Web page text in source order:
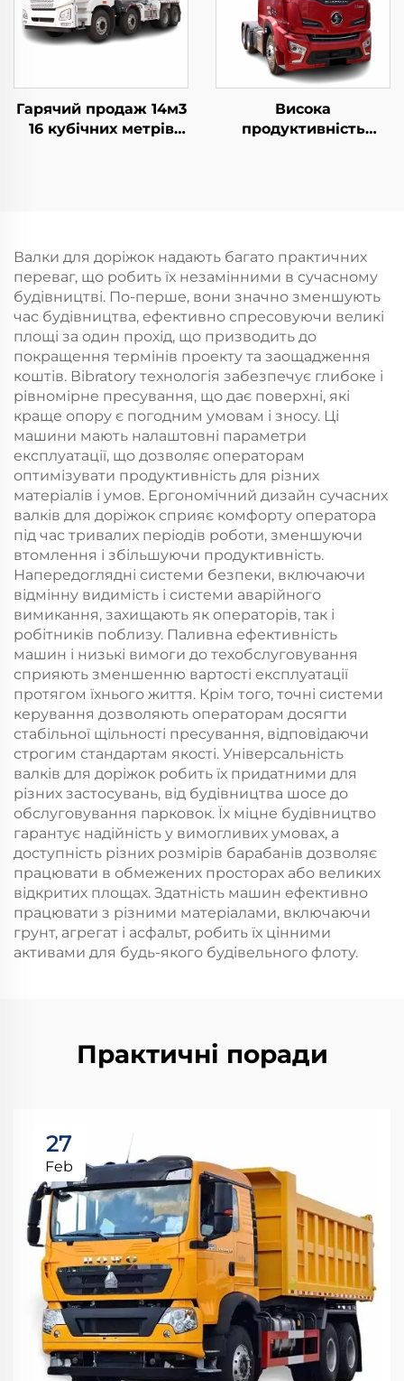
Гарячий продаж 14м3
16 кубічних метрів
Висока
продуктивність
Валки для доріжок надають багато практичних
переваг, що робить їх незамінними в сучасному
будівництві. По-перше, вони значно зменшують
час будівництва, ефективно спресовуючи великі
площі за один прохід, що призводить до
покращення термінів проекту та заощадження
коштів. Вibratory технологія забезпечує глибоке і
рівномірне пресування, що дає поверхні, які
краще опору є погодним умовам і зносу. Ці
машини мають налаштовні параметри
експлуатації, що дозволяє операторам
оптимізувати продуктивність для різних
матеріалів і умов. Ергономічний дизайн сучасних
валків для доріжок сприяє комфорту оператора
під час тривалих періодів роботи, зменшуючи
втомлення і збільшуючи продуктивність.
Напередоглядні системи безпеки, включаючи
відмінну видимість і системи аварійного
вимикання, захищають як операторів, так і
робітників поблизу. Паливна ефективність
машин і низькі вимоги до техобслуговування
сприяють зменшенню вартості експлуатації
протягом їхнього життя. Крім того, точні системи
керування дозволяють операторам досягти
стабільної щільності пресування, відповідаючи
строгим стандартам якості. Універсальність
валків для доріжок робить їх придатними для
різних застосувань, від будівництва шосе до
обслуговування парковок. Їх міцне будівництво
гарантує надійність у вимогливих умовах, а
доступність різних розмірів барабанів дозволяє
працювати в обмежених просторах або великих
відкритих площах. Здатність машин ефективно
працювати з різними матеріалами, включаючи
грунт, агрегат і асфальт, робить їх цінними
активами для будь-якого будівельного флоту.
Практичні поради
27
Feb